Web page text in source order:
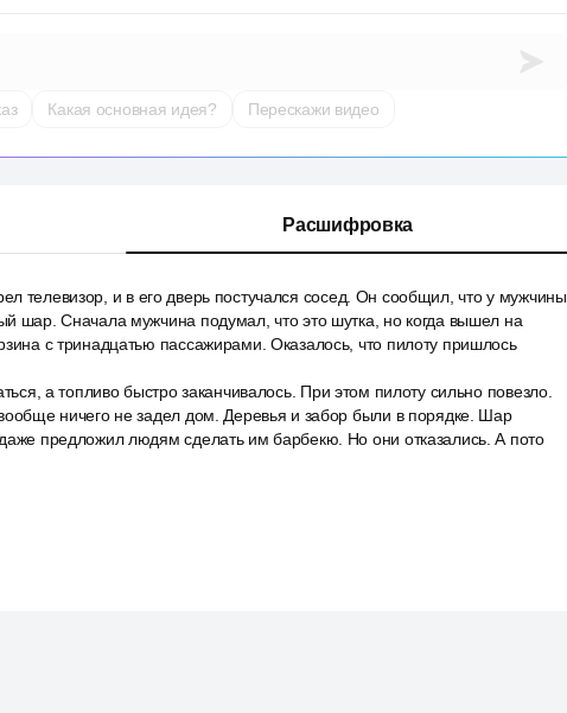
Какая основная идея? Перескажи видео
Расшифровка
телевизор, и в его дверь постучался сосед. Он сообщил, что у мужчины
шар. Сначала мужчина подумал, что это шутка, но когда вышел на
с тринадцатью пассажирами. Оказалось, что пилоту пришлось
а топливо быстро заканчивалось. При этом пилоту сильно повезло.
ничего не задел дом. Деревья и забор были в порядке. Шар
предложил людям сделать им барбекю. Но они отказались. А пото